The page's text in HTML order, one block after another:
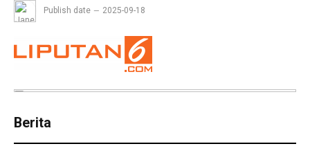
Publish date 2025-09-18
Berita